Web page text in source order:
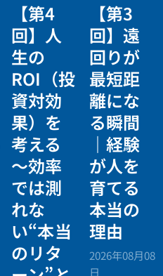
【第4
回】人
生の
ROI（投
資対効
果）を
考える
〜効率
では測
れな
い“本当
のリタ
【第3
回】遠
回りが
最短距
離にな
る瞬間
｜経験
が人を
育てる
本当の
理由
2026年08月08
日